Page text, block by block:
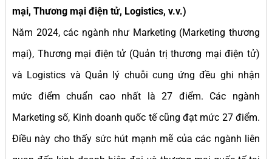
mại, Thương mại điện tử, Logistics, v.v.)
Năm 2024, các ngành như Marketing (Marketing thương
mại), Thương mại điện tử (Quản trị thương mại điện tử)
và Logistics và Quản lý chuỗi cung ứng đều ghi nhận
mức điểm chuẩn cao nhất là 27 điểm. Các ngành
Marketing số, Kinh doanh quốc tế cũng đạt mức 27 điểm.
Điều này cho thấy sức hút mạnh mẽ của các ngành liên